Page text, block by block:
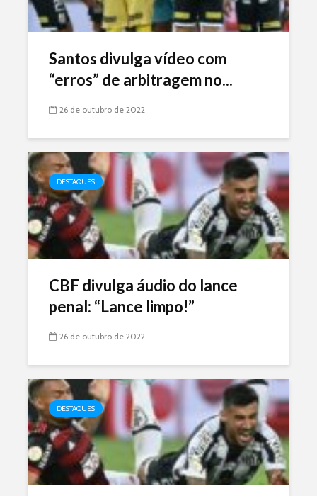
Santos divulga vídeo com
“erros” de arbitragem no...
26 de outubro de 2022
DESTAQUES
CBF divulga áudio do lance
penal: “Lance limpo!”
26 de outubro de 2022
DESTAQUES